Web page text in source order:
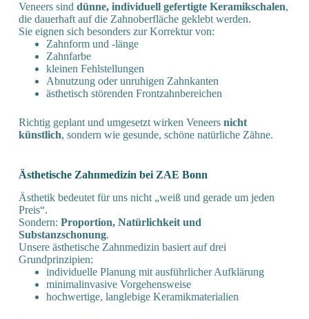
Veneers sind dünne, individuell gefertigte Keramikschalen,
die dauerhaft auf die Zahnoberfläche geklebt werden.
Sie eignen sich besonders zur Korrektur von:
Zahnform und -länge
Zahnfarbe
kleinen Fehlstellungen
Abnutzung oder unruhigen Zahnkanten
ästhetisch störenden Frontzahnbereichen
Richtig geplant und umgesetzt wirken Veneers nicht
künstlich, sondern wie gesunde, schöne natürliche Zähne.
Ästhetische Zahnmedizin bei ZAE Bonn
Ästhetik bedeutet für uns nicht „weiß und gerade um jeden
Preis“.
Sondern: Proportion, Natürlichkeit und
Substanzschonung.
Unsere ästhetische Zahnmedizin basiert auf drei
Grundprinzipien:
individuelle Planung mit ausführlicher Aufklärung
minimalinvasive Vorgehensweise
hochwertige, langlebige Keramikmaterialien